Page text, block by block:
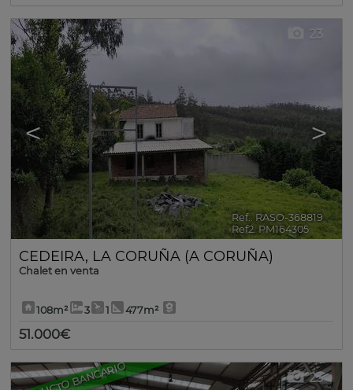
< >
23
Ref.. RASO-368819 🔗
Ref2. PM164305
CEDEIRA, LA CORUÑA (A CORUÑA)
Chalet en venta
108m² 3 1 477m²
51.000€
23